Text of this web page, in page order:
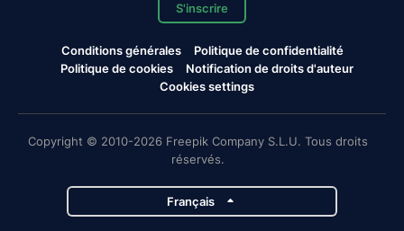
S'inscrire
Conditions générales
Politique de confidentialité
Politique de cookies
Notification de droits d'auteur
Cookies settings
Copyright © 2010-2026 Freepik Company S.L.U. Tous droits
réservés.
Français